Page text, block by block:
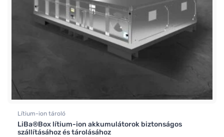
Lítium-ion tároló
LiBa®Box lítium-ion akkumulátorok biztonságos
szállításához és tárolásához